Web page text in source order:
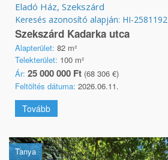
Eladó Ház, Szekszárd
Keresés azonosító alapján: HI-2581192
Szekszárd Kadarka utca
Alapterület: 82 m²
Telekterület: 100 m²
Ár: 25 000 000 Ft (68 306 €)
Feltöltés dátuma: 2026.06.11.
Tovább
Tanya